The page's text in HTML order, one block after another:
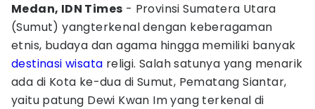
Medan, IDN Times - Provinsi Sumatera Utara
(Sumut) yangterkenal dengan keberagaman
etnis, budaya dan agama hingga memiliki banyak
destinasi wisata religi. Salah satunya yang menarik
ada di Kota ke-dua di Sumut, Pematang Siantar,
yaitu patung Dewi Kwan Im yang terkenal di